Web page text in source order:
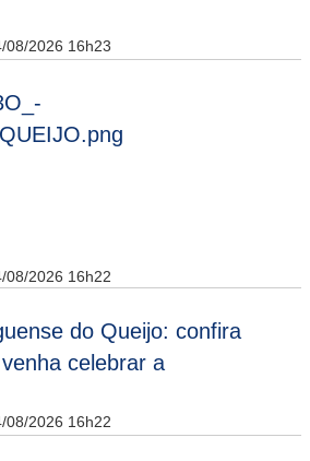
2026 16h23
2026 16h22
do Queijo: confira
celebrar a
2026 16h22